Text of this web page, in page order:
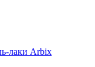
лаки Arbix